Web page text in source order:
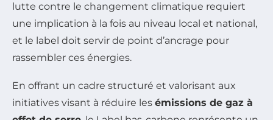
lutte contre le changement climatique requiert
une implication à la fois au niveau local et national,
et le label doit servir de point d’ancrage pour
rassembler ces énergies.
En offrant un cadre structuré et valorisant aux
initiatives visant à réduire les émissions de gaz à